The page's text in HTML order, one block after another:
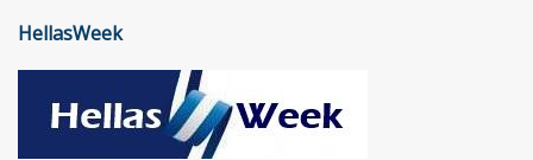
HellasWeek